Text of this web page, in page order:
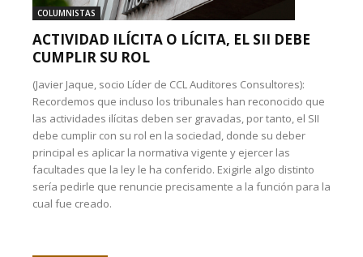
COLUMNISTAS
ACTIVIDAD ILÍCITA O LÍCITA, EL SII DEBE
CUMPLIR SU ROL
(Javier Jaque, socio Líder de CCL Auditores Consultores):
Recordemos que incluso los tribunales han reconocido que
las actividades ilícitas deben ser gravadas, por tanto, el SII
debe cumplir con su rol en la sociedad, donde su deber
principal es aplicar la normativa vigente y ejercer las
facultades que la ley le ha conferido. Exigirle algo distinto
sería pedirle que renuncie precisamente a la función para la
cual fue creado.